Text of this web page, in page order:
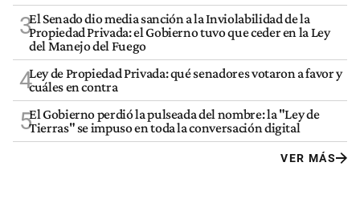
3El Senado dio media sanción a la Inviolabilidad de la
Propiedad Privada: el Gobierno tuvo que ceder en la Ley
del Manejo del Fuego
4Ley de Propiedad Privada: qué senadores votaron a favor y
cuáles en contra
5El Gobierno perdió la pulseada del nombre: la "Ley de
Tierras" se impuso en toda la conversación digital
VER MÁS